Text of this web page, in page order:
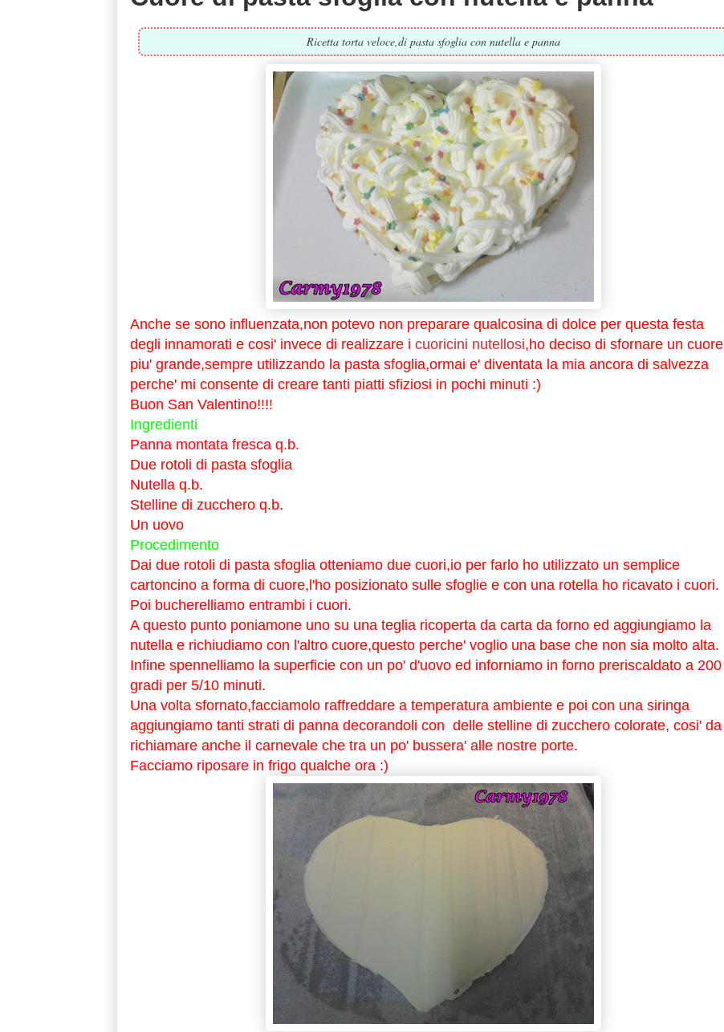
Ricetta torta veloce,di pasta sfoglia con nutella e panna
Anche se sono influenzata,non potevo non preparare qualcosina di dolce per questa festa
degli innamorati e cosi' invece di realizzare i cuoricini nutellosi,ho deciso di sfornare un cuore
piu' grande,sempre utilizzando la pasta sfoglia,ormai e' diventata la mia ancora di salvezza
perche' mi consente di creare tanti piatti sfiziosi in pochi minuti :)
Buon San Valentino!!!!
Ingredienti
Panna montata fresca q.b.
Due rotoli di pasta sfoglia
Nutella q.b.
Stelline di zucchero q.b.
Un uovo
Procedimento
Dai due rotoli di pasta sfoglia otteniamo due cuori,io per farlo ho utilizzato un semplice
cartoncino a forma di cuore,l'ho posizionato sulle sfoglie e con una rotella ho ricavato i cuori.
Poi bucherelliamo entrambi i cuori.
A questo punto poniamone uno su una teglia ricoperta da carta da forno ed aggiungiamo la
nutella e richiudiamo con l'altro cuore,questo perche' voglio una base che non sia molto alta.
Infine spennelliamo la superficie con un po' d'uovo ed inforniamo in forno preriscaldato a 200
gradi per 5/10 minuti.
Una volta sfornato,facciamolo raffreddare a temperatura ambiente e poi con una siringa
aggiungiamo tanti strati di panna decorandoli con delle stelline di zucchero colorate, cosi' da
richiamare anche il carnevale che tra un po' bussera' alle nostre porte.
Facciamo riposare in frigo qualche ora :)